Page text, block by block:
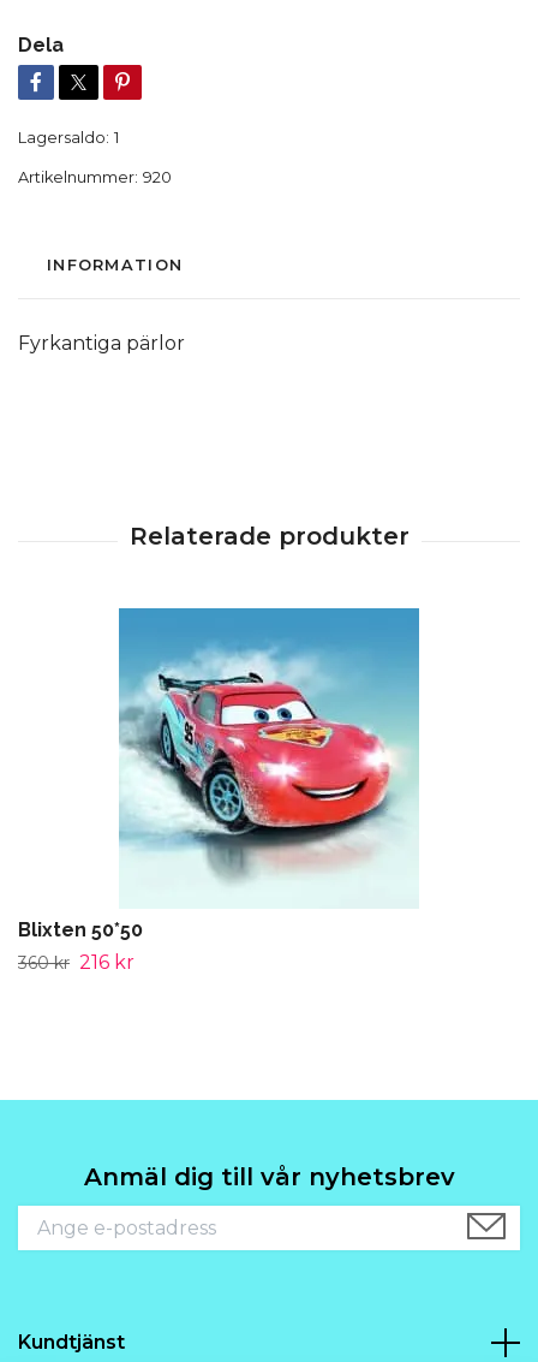
Dela
Lagersaldo: 1
Artikelnummer: 920
INFORMATION
Fyrkantiga pärlor
Blixten 50*50
360 kr 216 kr
Anmäl dig till vår nyhetsbrev
Kundtjänst